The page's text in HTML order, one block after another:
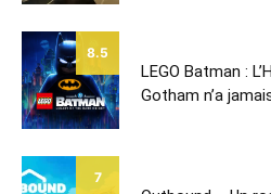
8.5
LEGO Batman :
Gotham n’a
7